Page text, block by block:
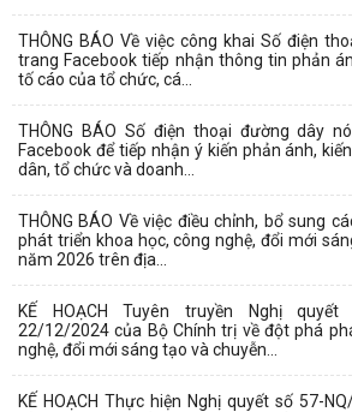
THÔNG BÁO Về việc công khai Số điện
trang Facebook tiếp nhận thông tin phản
tố cáo của tổ chức, cá...
THÔNG BÁO Số điện thoại đường dây
Facebook để tiếp nhận ý kiến phản ánh,
dân, tổ chức và doanh...
THÔNG BÁO Về việc điều chỉnh, bổ sung
phát triển khoa học, công nghệ, đổi mới
năm 2026 trên địa...
KẾ HOẠCH Tuyên truyền Nghị
22/12/2024 của Bộ Chính trị về đột phá
nghệ, đổi mới sáng tạo và chuyễn...
KẾ HOẠCH Thực hiện Nghị quyết số 57-